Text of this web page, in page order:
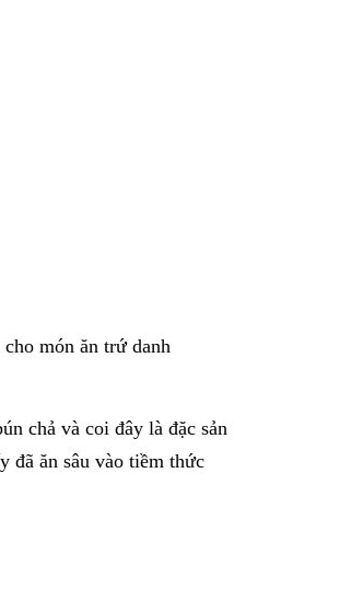
món ăn trứ danh
chả và coi đây là đặc sản
đã ăn sâu vào tiềm thức